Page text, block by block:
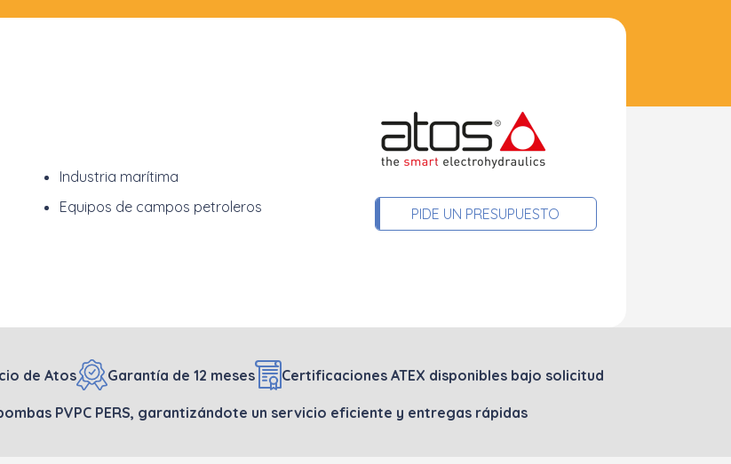
Industria marítima
Equipos de campos petroleros
PIDE UN PRESUPUESTO
de Atos Garantía de 12 meses Certificaciones ATEX disponibles bajo solicitud
PVPC PERS, garantizándote un servicio eficiente y entregas rápidas